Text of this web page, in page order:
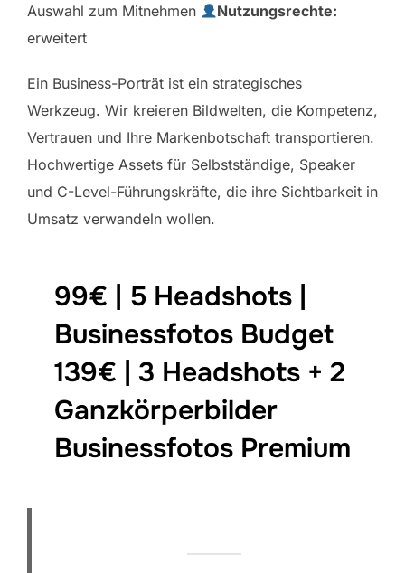
Auswahl zum Mitnehmen
Nutzungsrechte:
erweitert
Ein Business-Porträt ist ein strategisches
Werkzeug. Wir kreieren Bildwelten, die Kompetenz,
Vertrauen und Ihre Markenbotschaft transportieren.
Hochwertige Assets für Selbstständige, Speaker
und C-Level-Führungskräfte, die ihre Sichtbarkeit in
Umsatz verwandeln wollen.
99€ | 5 Headshots |
Businessfotos Budget
139€ | 3 Headshots + 2
Ganzkörperbilder
Businessfotos Premium